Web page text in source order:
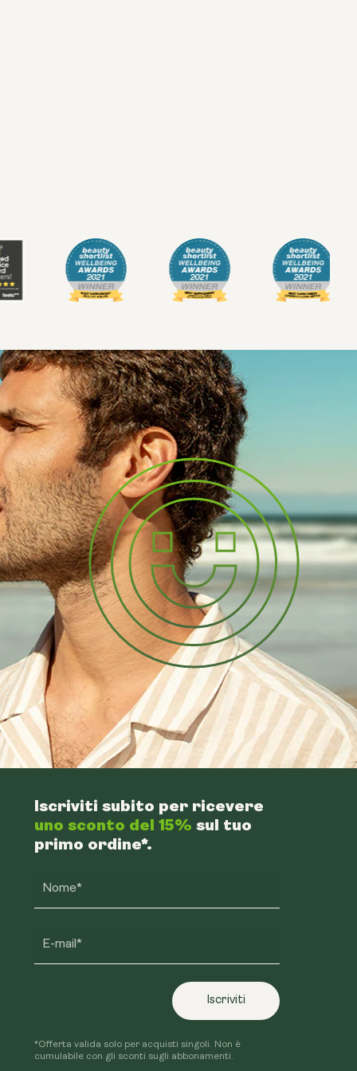
Iscriviti subito per ricevere
uno sconto del 15% sul tuo
primo ordine*.
Nome*
E-mail*
Iscriviti
*Offerta valida solo per acquisti singoli. Non è
cumulabile con gli sconti sugli abbonamenti.